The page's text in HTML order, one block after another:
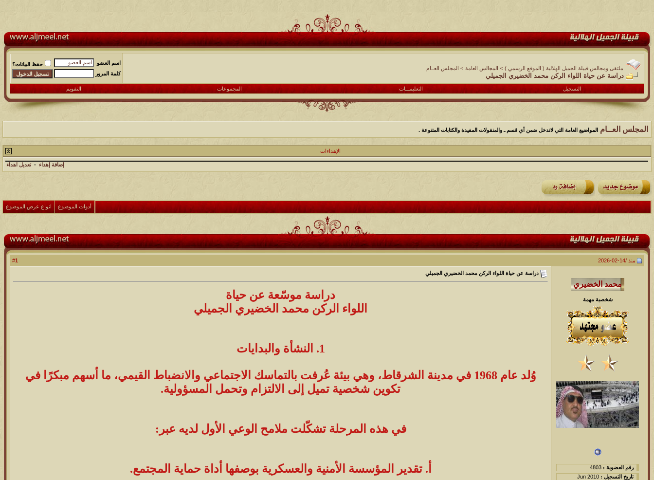
ملتقى ومجالس قبيلة الجميل الهلالية ( الموقع الرسمي ) > المجالس العامة > المجلس العــام
دراسة عن حياة اللواء الركن محمد الخضيري الجميلي
اسم العضو
حفظ البيانات؟
كلمة المرور
التسجيل التعليمـــات المجموعات التقويم
المجلس العــام المواضيع العامة التي لاتدخل ضمن أي قسم ـ والمنقولات المفيدة والكتابات المتنوعة .
الإهداءات
إضافة إهداء - تعديل اهداء
أدوات الموضوع انواع عرض الموضوع
منذ /14-02-2026
1
شخصية مهمة
رقم العضوية : 4803
تاريخ التسجيل : Jun 2010
دراسة عن حياة اللواء الركن محمد الخضيري الجميلي
دراسة موسّعة عن حياة
اللواء الركن محمد الخضيري الجميلي
1. النشأة والبدايات
وُلد عام 1968 في مدينة الشرقاط، وهي بيئة عُرفت بالتماسك الاجتماعي والانضباط القيمي، ما أسهم مبكرًا في
تكوين شخصية تميل إلى الالتزام وتحمل المسؤولية.
في هذه المرحلة تشكّلت ملامح الوعي الأول لديه عبر:
أ. تقدير المؤسسة الأمنية والعسكرية بوصفها أداة حماية المجتمع.